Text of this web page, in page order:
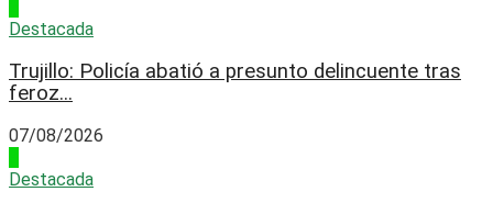
Destacada
Trujillo: Policía abatió a presunto delincuente tras
feroz...
07/08/2026
Destacada